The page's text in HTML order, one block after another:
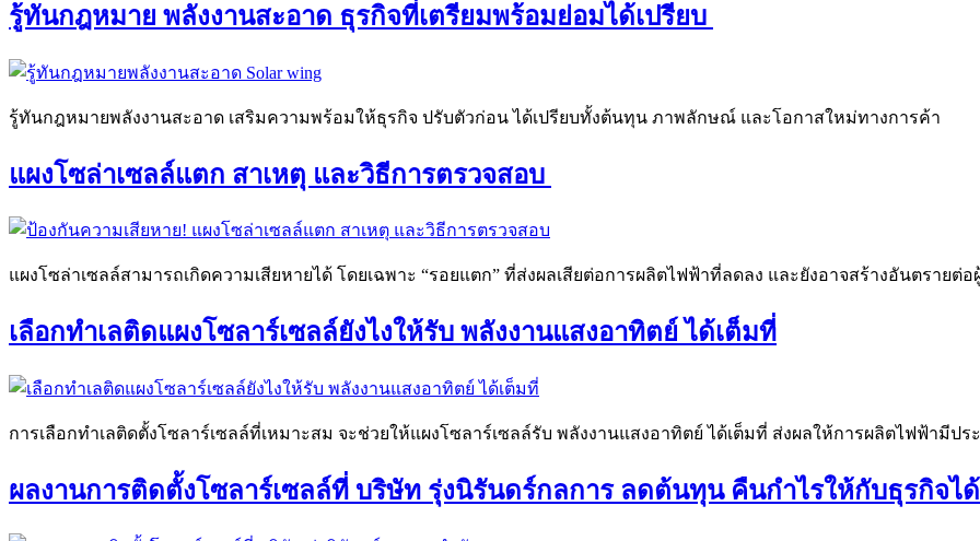
รู้ทันกฎหมาย พลังงานสะอาด ธุรกิจที่เตรียมพร้อมย่อมได้เปรียบ
รู้ทันกฎหมายพลังงานสะอาด เสริมความพร้อมให้ธุรกิจ ปรับตัวก่อน ได้เปรียบทั้งต้นทุน ภาพลักษณ์ และโอกาสใหม่ทางการค้า
แผงโซล่าเซลล์แตก สาเหตุ และวิธีการตรวจสอบ
แผงโซล่าเซลล์สามารถเกิดความเสียหายได้ โดยเฉพาะ “รอยแตก” ที่ส่งผลเสียต่อการผลิตไฟฟ้าที่ลดลง และยังอาจสร้างอันตรายต่
เลือกทำเลติดแผงโซลาร์เซลล์ยังไงให้รับ พลังงานแสงอาทิตย์ ได้เต็มที่
การเลือกทำเลติดตั้งโซลาร์เซลล์ที่เหมาะสม จะช่วยให้แผงโซลาร์เซลล์รับ พลังงานแสงอาทิตย์ ได้เต็มที่ ส่งผลให้การผลิตไฟฟ้ามีป
ผลงานการติดตั้งโซลาร์เซลล์ที่ บริษัท รุ่งนิรันดร์กลการ ลดต้นทุน คืนกำไรให้กับธุรกิจ